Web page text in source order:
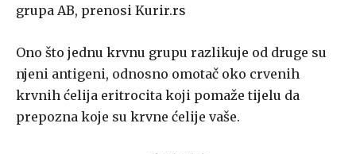
grupa AB, prenosi Kurir.rs
Ono što jednu krvnu grupu razlikuje od druge su
njeni antigeni, odnosno omotač oko crvenih
krvnih ćelija eritrocita koji pomaže tijelu da
prepozna koje su krvne ćelije vaše.